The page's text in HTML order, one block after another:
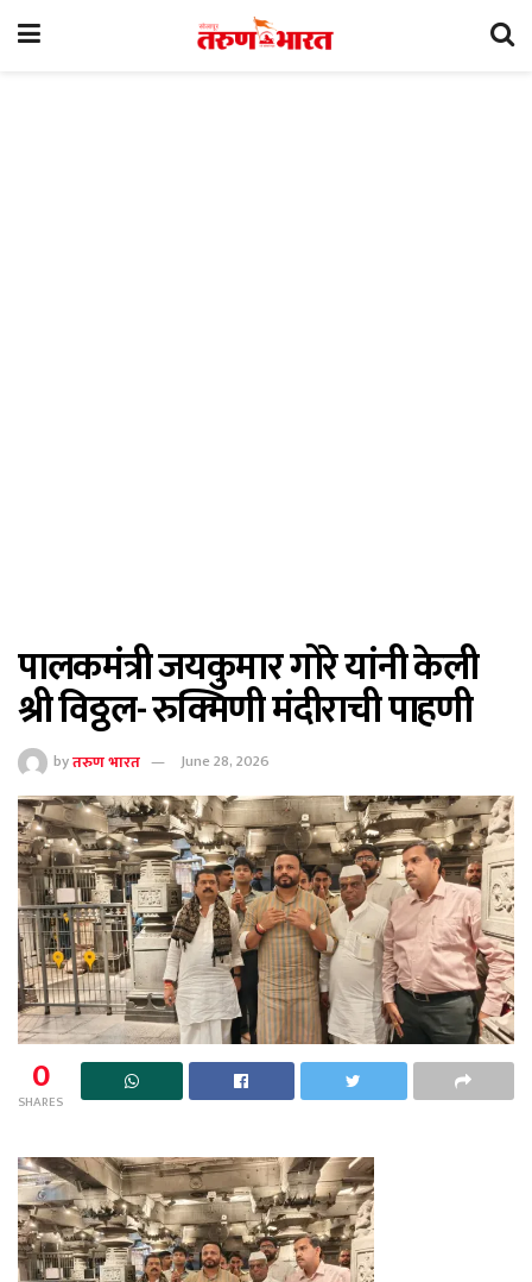
पालकमंत्री जयकुमार गोरे यांनी केली
श्री विठ्ठल- रुक्मिणी मंदीराची पाहणी
byतरुण भारत June 28, 2026
0
SHARES